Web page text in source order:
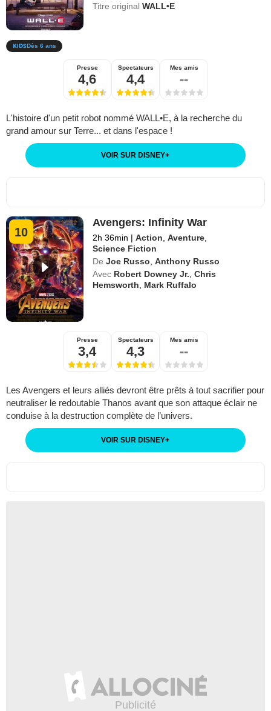
Titre originalWALL•E
Dès 6 ans
Presse
4,6
Spectateurs
4,4
Mes amis
--
L'histoire d'un petit robot nommé WALL•E, à la recherche du
grand amour sur Terre... et dans l'espace !
VOIR SUR DISNEY+
10
Avengers: Infinity War
2h 36min | Action ,Aventure
Science Fiction
De Joe Russo ,Anthony Russo
Avec Robert Downey Jr. ,Chris
Hemsworth
Mark Ruffalo
Presse
3,4
Spectateurs
4,3
Mes amis
--
Les Avengers et leurs alliés devront être prêts à tout sacrifier pour
neutraliser le redoutable Thanos avant que son attaque éclair ne
conduise à la destruction complète de l’univers.
VOIR SUR DISNEY+